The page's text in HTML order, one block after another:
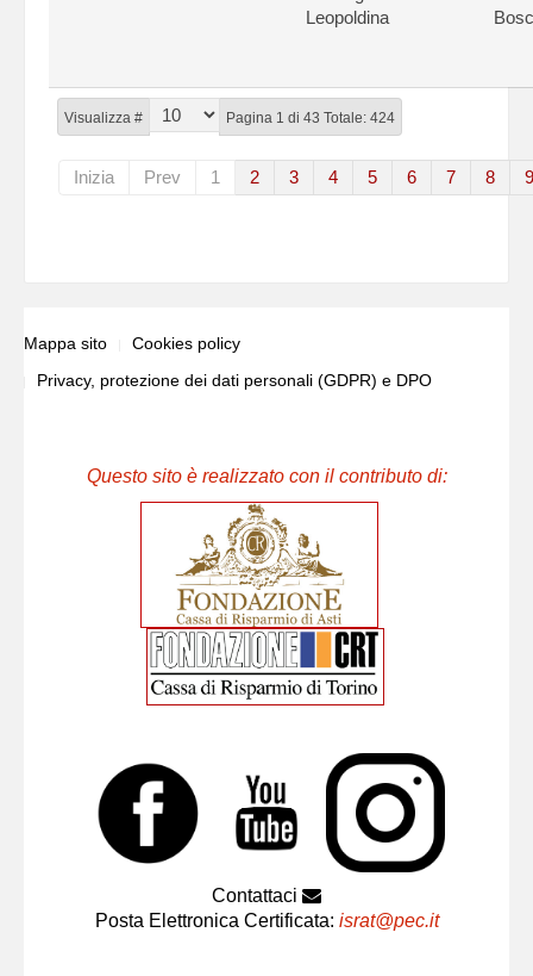
Visualizza # Pagina 1 di 43 Totale: 424
Inizia Prev 1 2 3 4 5 6 7 8 9
Leopoldina
Mappa sito
Cookies policy
Privacy, protezione dei dati personali (GDPR) e DPO
Questo sito è realizzato con il contributo di:
Contattaci
Posta Elettronica Certificata: israt@pec.it